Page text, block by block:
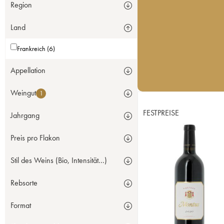
Region
Land
Frankreich (6)
Appellation
Weingut 1
Jahrgang
Preis pro Flakon
Stil des Weins (Bio, Intensität...)
Rebsorte
Format
FESTPREISE